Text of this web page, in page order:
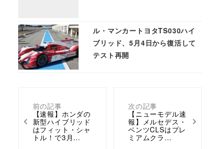
前の記事
【速報】ホンダの
新型ハイブリッド
はフィット・シャ
トル！で3月…
次の記事
【ニューモデル速
報】メルセデス・
ベンツCLSはプレ
ミアムクラ…
ル・マンカートヨタTS030ハイ
ブリッド、5月4日から復活して
テスト再開